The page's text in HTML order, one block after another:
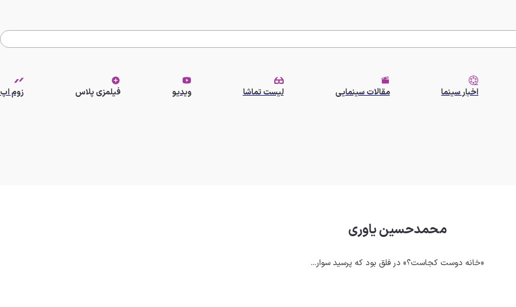
اخبار سینما مقالات سینمایی لیست تماشا ویدیو فیلمزی پلاس زوم اپ
محمدحسین یاوری
«خانه دوست کجاست؟» در فلق بود که پرسید سوار...